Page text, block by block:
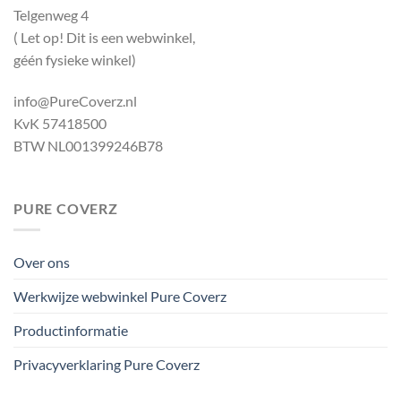
Telgenweg 4
( Let op! Dit is een webwinkel,
géén fysieke winkel)
info@PureCoverz.nl
KvK 57418500
BTW NL001399246B78
PURE COVERZ
Over ons
Werkwijze webwinkel Pure Coverz
Productinformatie
Privacyverklaring Pure Coverz